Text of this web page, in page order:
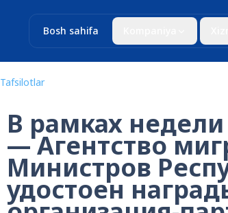
Bosh sahifa
Tafsilotlar
В рамках
— Агентство
Министров
удостоен